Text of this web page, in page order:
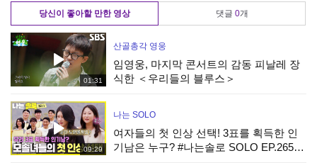
당신이 좋아할 만한 영상 댓글 0개
01:31
산골총각 영웅
임영웅, 마지막 콘서트의 감동 피날레 장
식한 ＜우리들의 블루스＞
09:29
나는 SOLO
여자들의 첫 인상 선택! 3표를 획득한 인
기남은 누구? #나는솔로 SOLO EP.265ㅣ